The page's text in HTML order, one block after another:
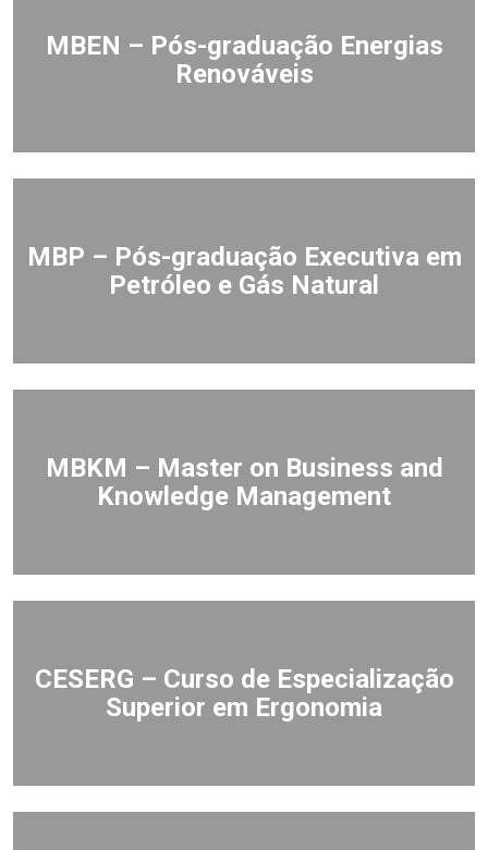
MBEN – Pós-graduação Energias
Renováveis
MBP – Pós-graduação Executiva em
Petróleo e Gás Natural
MBKM – Master on Business and
Knowledge Management
CESERG – Curso de Especialização
Superior em Ergonomia